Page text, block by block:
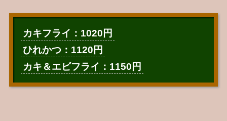
カキフライ：1020円
ひれかつ：1120円
カキ＆エビフライ：1150円